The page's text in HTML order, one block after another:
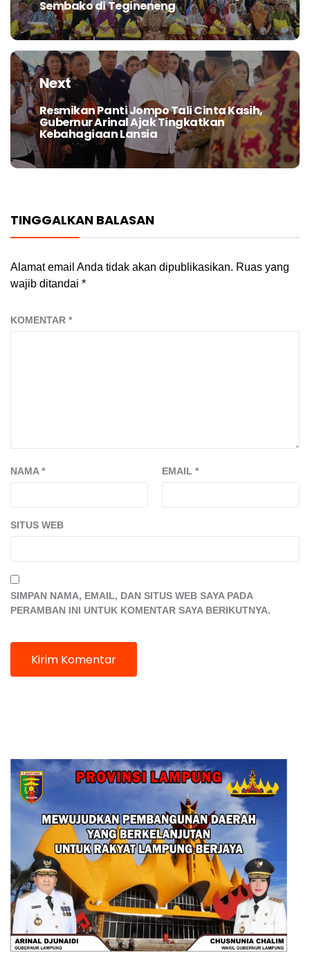
post:
Sembako di Tegineneng
Next
Next
post:
Resmikan Panti Jompo Tali Cinta Kasih,
Gubernur Arinal Ajak Tingkatkan
Kebahagiaan Lansia
TINGGALKAN BALASAN
Alamat email Anda tidak akan dipublikasikan. Ruas yang
wajib ditandai *
KOMENTAR *
NAMA* EMAIL *
SITUS WEB
SIMPAN NAMA, EMAIL, DAN SITUS WEB SAYA PADA
PERAMBAN INI UNTUK KOMENTAR SAYA BERIKUTNYA.